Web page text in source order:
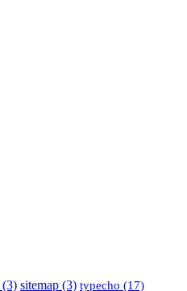
(3) sitemap (3) typecho (17)